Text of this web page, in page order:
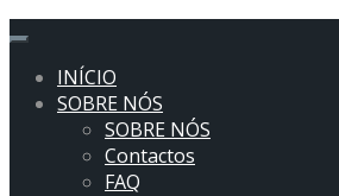
violet
flower art
INÍCIO
SOBRE NÓS
SOBRE NÓS
Contactos
FAQ